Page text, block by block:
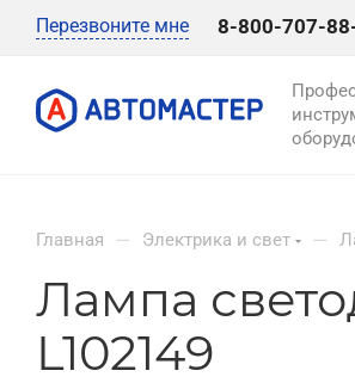
Перезвоните мне 8-800-707-
Главная — Электрика и свет —
Лампа
L102149